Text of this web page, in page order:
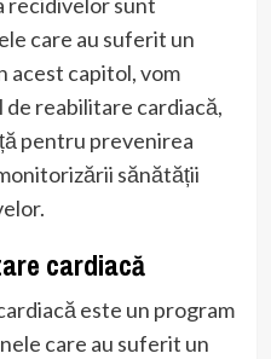
care au suferit un
acest capitol, vom
reabilitare cardiacă,
pentru prevenirea
sănătății
cardiacă
este un program
care au suferit un